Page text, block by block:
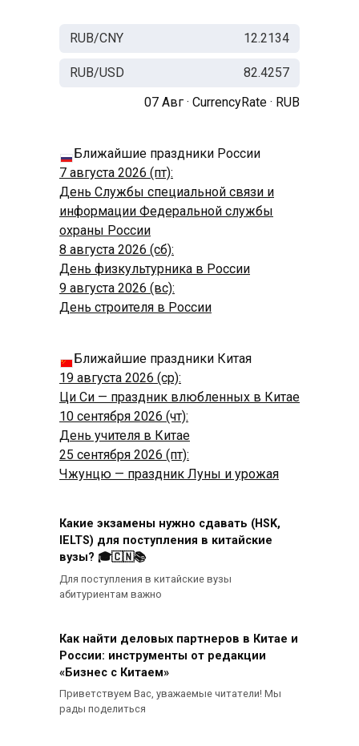
RUB/CNY 12.2134
RUB/USD
82.4257
07 Авг · CurrencyRate · RUB
Ближайшие праздники России
7 августа 2026 (пт):
День Службы специальной связи и
информации Федеральной службы
охраны России
8 августа 2026 (сб):
День физкультурника в России
9 августа 2026 (вс):
День строителя в России
Ближайшие праздники Китая
19 августа 2026 (ср):
Ци Си — праздник влюбленных в Китае
10 сентября 2026 (чт):
День учителя в Китае
25 сентября 2026 (пт):
Чжунцю — праздник Луны и урожая
Какие экзамены нужно сдавать (HSK,
IELTS) для поступления в китайские
вузы? 🎓🇨🇳📚
Для поступления в китайские вузы
абитуриентам важно
Как найти деловых партнеров в Китае и
России: инструменты от редакции
«Бизнес с Китаем»
Приветствуем Вас, уважаемые читатели! Мы
рады поделиться